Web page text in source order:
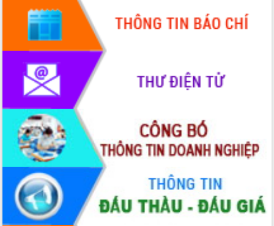
Đắk Lắk ký kết thỏa thuận hợp tác về
chuyển đổi số giai đoạn 2026 – 2030
với Tập đoàn Bưu chính Viễn thông
Việt Nam
Thứ trưởng Bộ Y tế làm việc với tỉnh
Đắk Lắk về phát triển nhân lực y tế
cho trạm y tế cấp xã
Du lịch Đắk Lắk nâng tầm trải nghiệm
du khách thông qua Hệ thống cơ sở dữ
liệu và Bản đồ số
Tập huấn ứng dụng trí tuệ nhân tạo (AI)
trong thương mại điện tử năm 2026
Đoàn đại biểu Quốc hội tỉnh Đắk Lắk
trao đổi thông tin trước Kỳ họp thứ
nhất, Quốc hội khóa XVI
Quyết liệt cải cách hành chính, khơi
thông nguồn lực phát triển